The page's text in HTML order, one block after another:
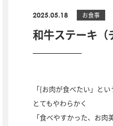
2025.05.18 お食事
和牛ステーキ（
「{お肉が食べたい」と
とてもやわらかく
「食べやすかった、お肉